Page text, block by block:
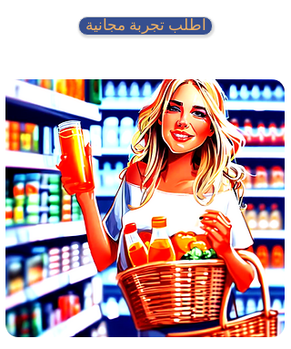
اطلب تجربة مجانية